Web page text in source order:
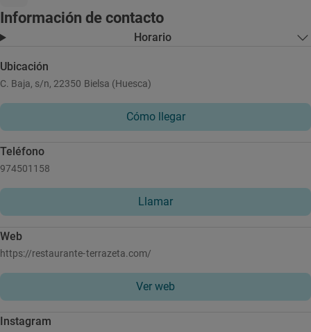
Información de contacto
Horario
Ubicación
C. Baja, s/n, 22350 Bielsa (Huesca)
Cómo llegar
Teléfono
974501158
Llamar
Web
https://restaurante-terrazeta.com/
Ver web
Instagram